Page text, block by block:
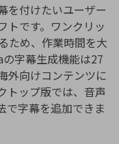
を付けたいユーザー
トです。ワンクリッ
ため、作業時間を大
字幕生成機能は27
外向けコンテンツに
トップ版では、音声
で字幕を追加できま